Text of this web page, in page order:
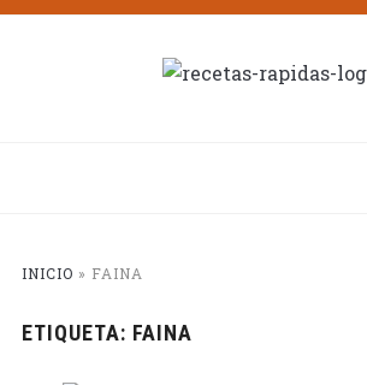
INICIO » FAINA
ETIQUETA: FAINA